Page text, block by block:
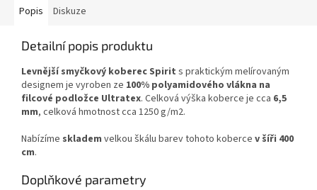
Popis Diskuze
Detailní popis produktu
Levnější smyčkový koberec Spirit s praktickým melírovaným
designem je vyroben ze 100% polyamidového vlákna na
filcové podložce Ultratex. Celková výška koberce je cca 6,5
mm, celková hmotnost cca 1250 g/m2.
Nabízíme skladem velkou škálu barev tohoto koberce v šíři 400
cm.
Doplňkové parametry